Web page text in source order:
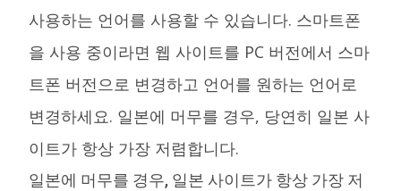
사용하는 언어를 사용할 수 있습니다. 스마트폰
을 사용 중이라면 웹 사이트를 PC 버전에서 스마
트폰 버전으로 변경하고 언어를 원하는 언어로
변경하세요. 일본에 머무를 경우, 당연히 일본 사
이트가 항상 가장 저렴합니다.
일본에 머무를 경우, 일본 사이트가 항상 가장 저